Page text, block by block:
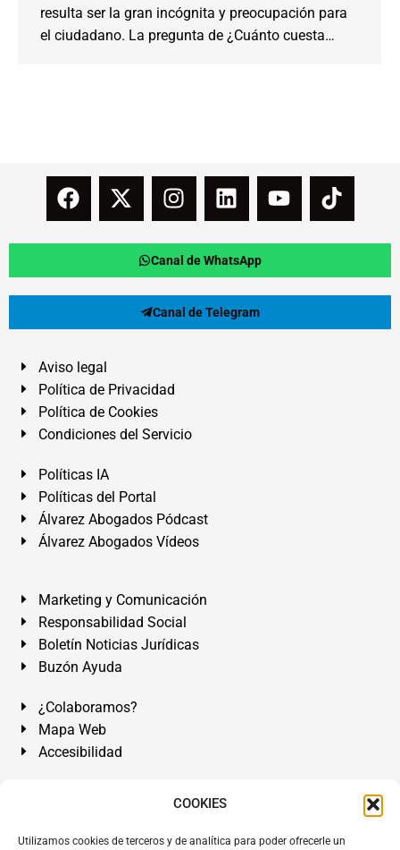
COOKIES
Utilizamos cookies de terceros y de analítica para poder ofrecerle un
resulta ser la gran incógnita y preocupación para
el ciudadano. La pregunta de ¿Cuánto cuesta…
Canal de WhatsApp
Canal de Telegram
Aviso legal
Política de Privacidad
Política de Cookies
Condiciones del Servicio
Políticas IA
Políticas del Portal
Álvarez Abogados Pódcast
Álvarez Abogados Vídeos
Marketing y Comunicación
Responsabilidad Social
Boletín Noticias Jurídicas
Buzón Ayuda
¿Colaboramos?
Mapa Web
Accesibilidad
Álvarez Abogados Tenerife:Calle Teobaldo Power Nº 7,
de Tenerife. Islas Canarias.